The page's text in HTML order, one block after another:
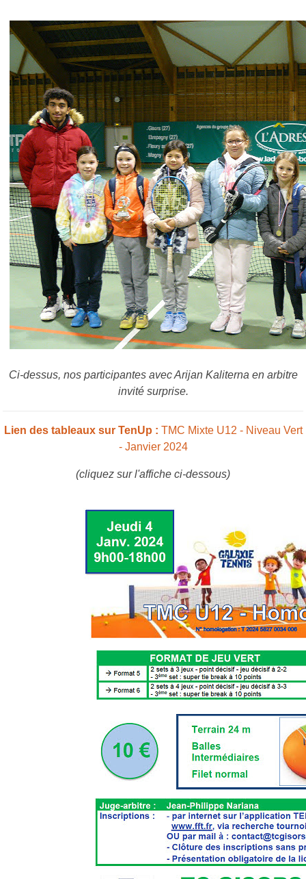
Ci-dessus, nos participantes avec Arijan Kaliterna en arbitre
invité surprise.
Lien des tableaux sur TenUp : TMC Mixte U12 - Niveau Vert
- Janvier 2024
(cliquez sur l'affiche ci-dessous)